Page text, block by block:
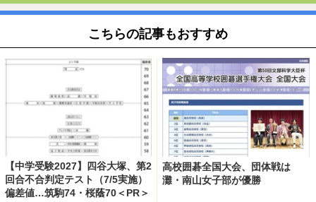
こちらの記事もおすすめ
【中学受験2027】四谷大塚、第2
回合不合判定テスト（7/5実施）
偏差値…筑駒74・桜蔭70＜PR＞
高校囲碁全国大会、団体戦は
灘・南山女子部が優勝